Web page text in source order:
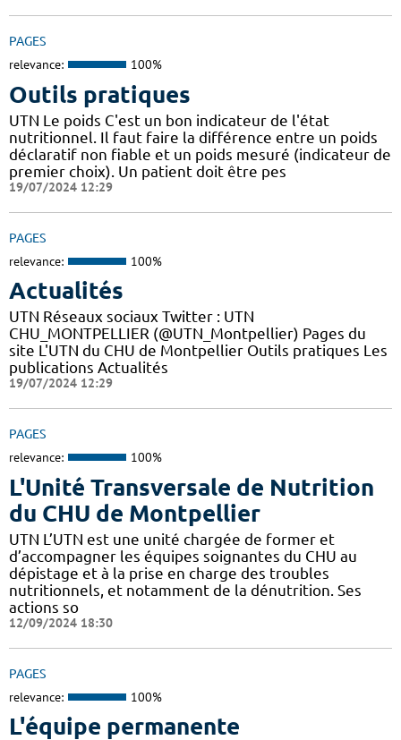
PAGES
relevance: 100%
Outils pratiques
UTN Le poids C'est un bon indicateur de l'état
nutritionnel. Il faut faire la différence entre un poids
déclaratif non fiable et un poids mesuré (indicateur de
premier choix). Un patient doit être pes
19/07/2024 12:29
PAGES
relevance: 100%
Actualités
UTN Réseaux sociaux Twitter : UTN
CHU_MONTPELLIER (@UTN_Montpellier) Pages du
site L'UTN du CHU de Montpellier Outils pratiques Les
publications Actualités
19/07/2024 12:29
PAGES
relevance: 100%
L'Unité Transversale de Nutrition
du CHU de Montpellier
UTN L’UTN est une unité chargée de former et
d’accompagner les équipes soignantes du CHU au
dépistage et à la prise en charge des troubles
nutritionnels, et notamment de la dénutrition. Ses
actions so
12/09/2024 18:30
PAGES
relevance: 100%
L'équipe permanente